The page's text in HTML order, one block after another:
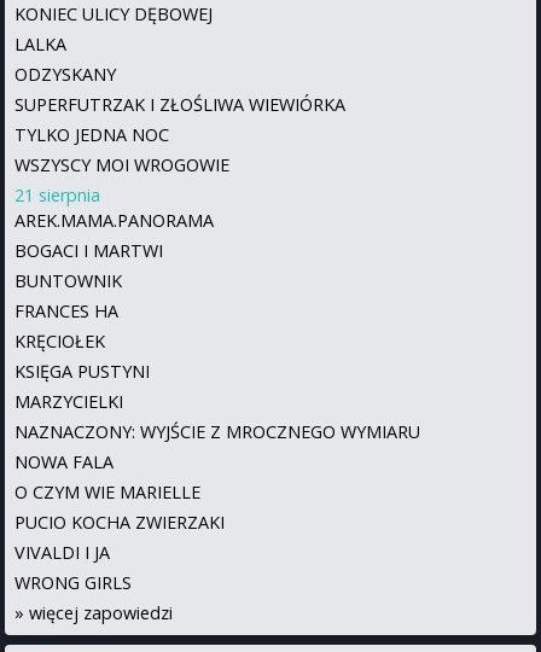
KONIEC ULICY DĘBOWEJ
LALKA
ODZYSKANY
SUPERFUTRZAK I ZŁOŚLIWA WIEWIÓRKA
TYLKO JEDNA NOC
WSZYSCY MOI WROGOWIE
21 sierpnia
AREK.MAMA.PANORAMA
BOGACI I MARTWI
BUNTOWNIK
FRANCES HA
KRĘCIOŁEK
KSIĘGA PUSTYNI
MARZYCIELKI
NAZNACZONY: WYJŚCIE Z MROCZNEGO WYMIARU
NOWA FALA
O CZYM WIE MARIELLE
PUCIO KOCHA ZWIERZAKI
VIVALDI I JA
WRONG GIRLS
» więcej zapowiedzi